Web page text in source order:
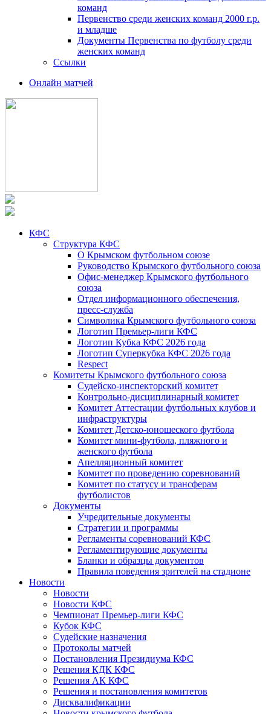
команд
Первенство среди женских команд 2000 г.р.
и младше
Документы Первенства по футболу среди
женских команд
Ссылки
Онлайн матчей
КФС
Структура КФС
О Крымском футбольном союзе
Руководство Крымского футбольного союза
Офис-менеджер Крымского футбольного
союза
Отдел информационного обеспечения,
пресс-служба
Символика Крымского футбольного союза
Логотип Премьер-лиги КФС
Логотип Кубка КФС 2026 года
Логотип Суперкубка КФС 2026 года
Respect
Комитеты Крымского футбольного союза
Судейско-инспекторский комитет
Контрольно-дисциплинарный комитет
Комитет Аттестации футбольных клубов и
инфраструктуры
Комитет Детско-юношеского футбола
Комитет мини-футбола, пляжного и
женского футбола
Апелляционный комитет
Комитет по проведению соревнований
Комитет по статусу и трансферам
футболистов
Документы
Учредительные документы
Стратегии и программы
Регламенты соревнований КФС
Регламентирующие документы
Бланки и образцы документов
Правила поведения зрителей на стадионе
Новости
Новости
Новости КФС
Чемпионат Премьер-лиги КФС
Кубок КФС
Судейские назначения
Протоколы матчей
Постановления Президиума КФС
Решения КДК КФС
Решения АК КФС
Решения и постановления комитетов
Дисквалификации